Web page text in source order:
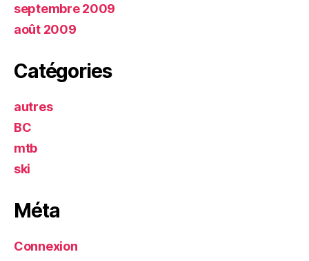
septembre 2009
août 2009
Catégories
autres
BC
mtb
ski
Méta
Connexion